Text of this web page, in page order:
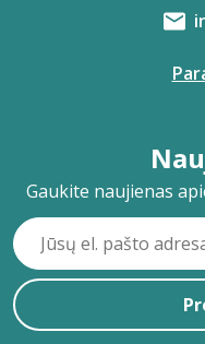
Gaukite naujienas